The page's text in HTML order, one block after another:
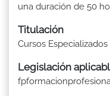
una duración de 50
Titulación
Cursos Especializados
Legislación